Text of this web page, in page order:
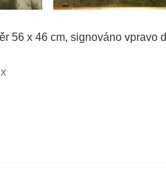
56 x 46 cm, signováno vpravo